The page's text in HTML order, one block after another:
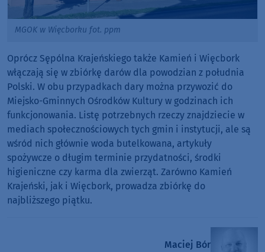
MGOK w Więcborku fot. ppm
Oprócz Sępólna Krajeńskiego także Kamień i Więcbork
włączają się w zbiórkę darów dla powodzian z południa
Polski. W obu przypadkach dary można przywozić do
Miejsko-Gminnych Ośrodków Kultury w godzinach ich
funkcjonowania. Listę potrzebnych rzeczy znajdziecie w
mediach społecznościowych tych gmin i instytucji, ale są
wśród nich głównie woda butelkowana, artykuły
spożywcze o długim terminie przydatności, środki
higieniczne czy karma dla zwierząt. Zarówno Kamień
Krajeński, jak i Więcbork, prowadza zbiórkę do
najbliższego piątku.
Maciej Bór